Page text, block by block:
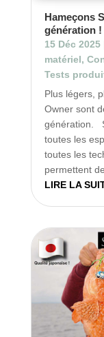
Hameçons
génération !
15 Déc 2025
matériel,
Tests
Plus légers,
Owner sont
génération.
toutes les
toutes les
permettent
LIRE LA